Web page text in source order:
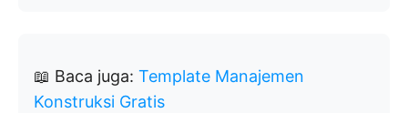
📖 Baca juga: Template Manajemen
Konstruksi Gratis